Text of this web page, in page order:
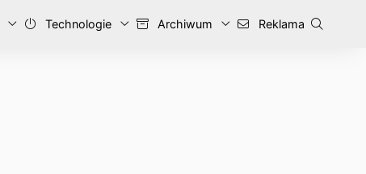
Technologie Archiwum Reklama